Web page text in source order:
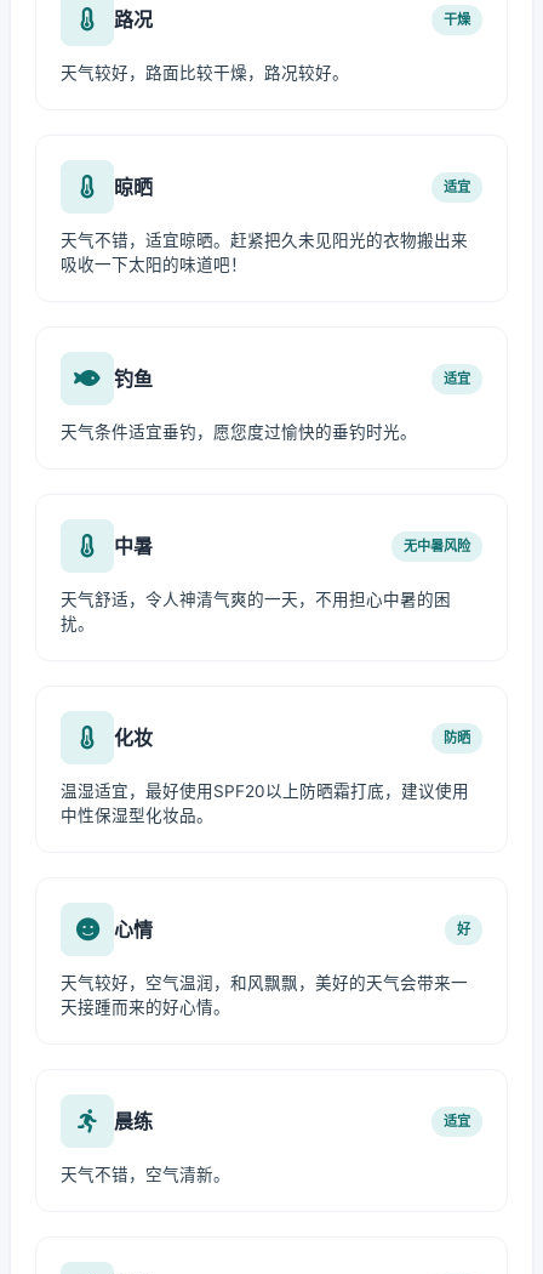
路况 干燥
天气较好，路面比较干燥，路况较好。
晾晒 适宜
天气不错，适宜晾晒。赶紧把久未见阳光的衣物搬出来
吸收一下太阳的味道吧！
钓鱼 适宜
天气条件适宜垂钓，愿您度过愉快的垂钓时光。
中暑 无中暑风险
天气舒适，令人神清气爽的一天，不用担心中暑的困
扰。
化妆 防晒
温湿适宜，最好使用SPF20以上防晒霜打底，建议使用
中性保湿型化妆品。
心情 好
天气较好，空气温润，和风飘飘，美好的天气会带来一
天接踵而来的好心情。
晨练 适宜
天气不错，空气清新。